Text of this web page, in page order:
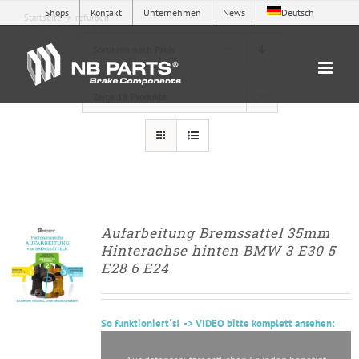
Inhalt
Shops Kontakt Unternehmen News Deutsch
Startseite refurbed
► ZUM
AUFARBEITUNGSANTRAG
/
DETAILS
Aufarbeitung Bremssattel 35mm
Hinterachse hinten BMW 3 E30 5
E28 6 E24
Sofunktioniert´s! -> VIDEO bitte komplett ansehen: